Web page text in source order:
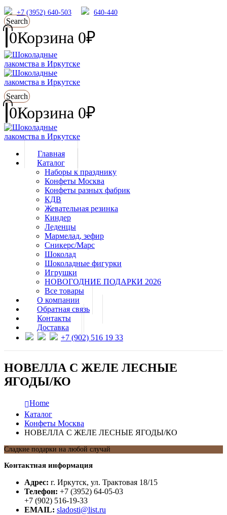
+7 (3952) 640-503 640-440
Search
0Корзина 0₽
Search
0Корзина 0₽
Главная
Каталог
Наборы к празднику
Конфеты Москва
Конфеты разных фабрик
КДВ
Жевательная резинка
Киндер
Леденцы
Мармелад, зефир
Сникерс/Марс
Шоколад
Шоколадные фигурки
Игрушки
НОВОГОДНИЕ ПОДАРКИ 2026
Все товары
О компании
Обратная связь
Контакты
Доставка
+7 (902) 516 19 33
НОВЕЛЛА С ЖЕЛЕ ЛЕСНЫЕ
ЯГОДЫ/КО
Home
Каталог
Конфеты Москва
НОВЕЛЛА С ЖЕЛЕ ЛЕСНЫЕ ЯГОДЫ/КО
Сладкие подарки на любой случай
Контактная информация
Адрес: г. Иркутск, ул. Трактовая 18/15
Телефон: +7 (3952) 64-05-03
+7 (902) 516-19-33
EMAIL: sladosti@list.ru